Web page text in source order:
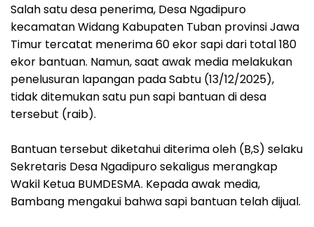
‎Salah satu desa penerima, Desa Ngadipuro
kecamatan Widang Kabupaten Tuban provinsi Jawa
Timur tercatat menerima 60 ekor sapi dari total 180
ekor bantuan. Namun, saat awak media melakukan
penelusuran lapangan pada Sabtu (13/12/2025),
tidak ditemukan satu pun sapi bantuan di desa
tersebut (raib).
‎Bantuan tersebut diketahui diterima oleh (B,S) selaku
Sekretaris Desa Ngadipuro sekaligus merangkap
Wakil Ketua BUMDESMA. Kepada awak media,
Bambang mengakui bahwa sapi bantuan telah dijual.